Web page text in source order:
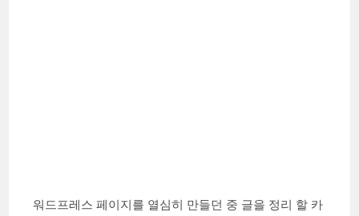
워드프레스 페이지를 열심히 만들던 중 글을 정리 할 카